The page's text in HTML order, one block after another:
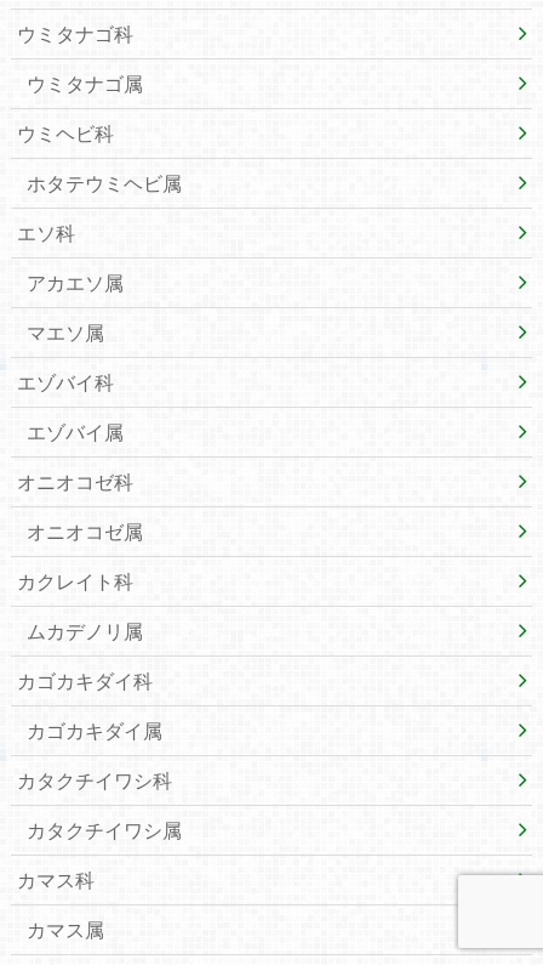
ウミタナゴ科
ウミタナゴ属
ウミヘビ科
ホタテウミヘビ属
エソ科
アカエソ属
マエソ属
エゾバイ科
エゾバイ属
オニオコゼ科
オニオコゼ属
カクレイト科
ムカデノリ属
カゴカキダイ科
カゴカキダイ属
カタクチイワシ科
カタクチイワシ属
カマス科
カマス属